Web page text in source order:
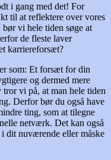
i gang med det! For
til at reflektere over vores
vi hele tiden søge at
de fleste laver
karriereforsæt?
som: Et forsæt for din
og dermed mere
vi på, at man hele tiden
Derfor bør du også have
ting, som at tilegne
netværk. Det kan også
dit nuværende eller måske